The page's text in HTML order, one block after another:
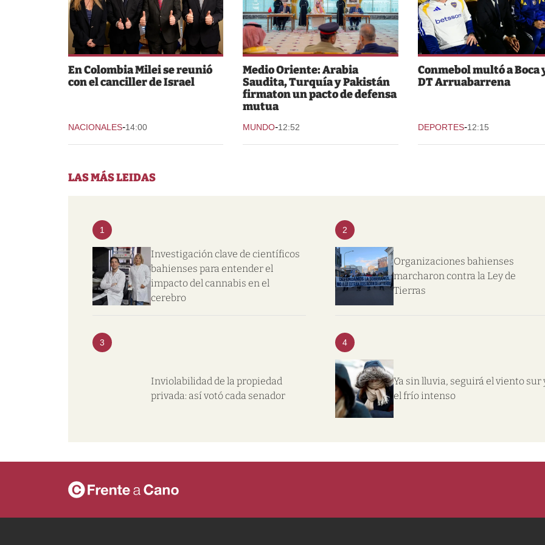
En Colombia Milei se reunió
con el canciller de Israel
NACIONALES-14:00
Medio Oriente: Arabia
Saudita, Turquía y Pakistán
firmaton un pacto de defensa
mutua
MUNDO-12:52
Conmebol multó a Boca
DT Arruabarrena
DEPORTES-12:15
LAS MÁS LEIDAS
1
Investigación clave de científicos
bahienses para entender el
impacto del cannabis en el
cerebro
2
Organizaciones bahienses
marcharon contra la Ley de
Tierras
3
Inviolabilidad de la propiedad
privada: así votó cada senador
4
Ya sin lluvia, seguirá el viento sur
el frío intenso